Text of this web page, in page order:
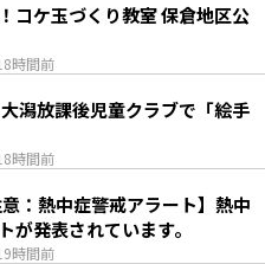
時間前
コケ玉づくり教室 保倉地区公
時間前
潟放課後児童クラブで「絵手
時間前
：熱中症警戒アラート】熱中
が発表されています。